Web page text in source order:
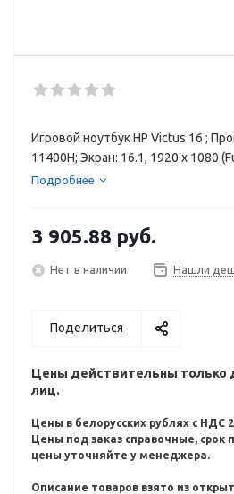
Игровой ноутбук HP Victus 16 ;
11400H; Экран: 16.1, 1920 x 1080
Оперативная память: 16 ГБ; Диск:
Подробнее
3 905.88 руб.
Нет в наличии Нашли
Поделиться
Цены действительны только
лиц.
Цены в белорусских рублях с НДС
Цены под заказ справочные, срок
цены уточняйте у менеджера.
Описание товаров взято из